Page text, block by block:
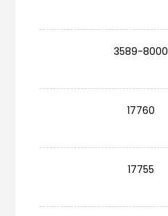
3589-8000
17760
17755